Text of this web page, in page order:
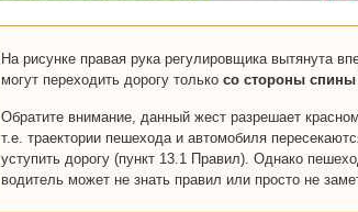
На рисунке правая рука регулировщика вытянута
могут переходить дорогу только со стороны спины
Обратите внимание, данный жест разрешает
т.е. траектории пешехода и автомобиля
уступить дорогу (пункт 13.1 Правил). Однако
водитель может не знать правил или просто не